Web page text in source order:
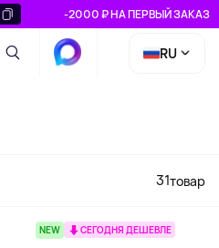
-2000 ₽ НА ПЕРВЫЙ ЗАКАЗ
RU
31товар
NEW СЕГОДНЯ ДЕШЕВЛЕ